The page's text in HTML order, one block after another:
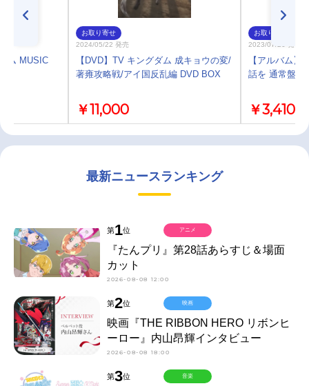
ム MUSIC
お取り寄せ
2024/05/22 発売
【DVD】TV キングダム 成キョウの変/
著雍攻略戦/アイ国反乱編 DVD BOX
￥11,000
お取り寄せ
2023/07/26 発売
【アルバム】
話を 通常盤
￥3,410
最新ニュースランキング
第1位
『たんプリ』第28話あらすじ＆場面
カット
2026-08-08 12:00
アニメ
第2位
映画『THE RIBBON HERO リボンヒ
ーロー』内山昂輝インタビュー
2026-08-08 18:00
映画
第3位 音楽